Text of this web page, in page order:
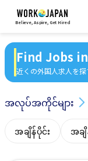
Believe, Aspire, Get Hired
Find Jobs
近くの外国人求人を探
အလုပ်အကိုင်များ
အချိန်ပိုင်း အခ